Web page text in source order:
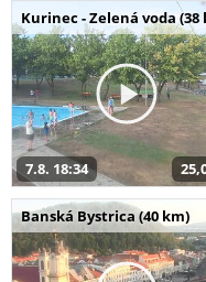
Kurinec - Zelená voda (38
7.8. 18:34
Banská Bystrica (40 km)